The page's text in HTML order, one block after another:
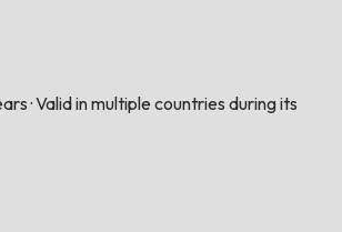
·Valid in multiple countries during its